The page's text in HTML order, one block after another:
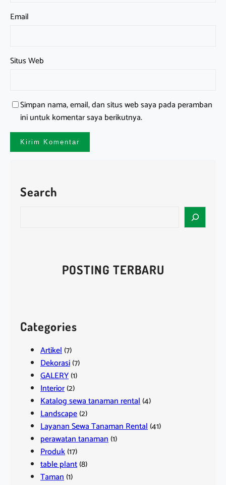
Email
Situs Web
Simpan nama, email, dan situs web saya pada peramban
ini untuk komentar saya berikutnya.
Search
POSTING TERBARU
Categories
Artikel(7)
Dekorasi(7)
GALERY(1)
Interior(2)
Katalog sewa tanaman rental(4)
Landscape(2)
Layanan Sewa Tanaman Rental(41)
perawatan tanaman(1)
Produk(17)
table plant(8)
Taman(1)